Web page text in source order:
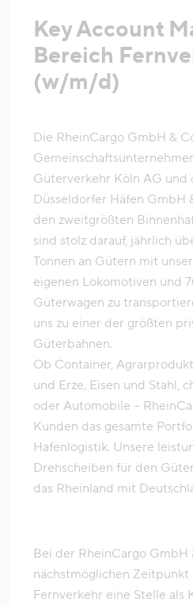
Key Account
Bereich
(w/m/d)
Die RheinCargo GmbH &
Güterverkehr Köln AG und
Düsseldorfer Häfen GmbH
den zweitgrößten
sind stolz darauf, jährlich
Tonnen an Gütern mit
eigenen Lokomotiven und
Güterwagen zu
uns zu einer der größten
Güterbahnen.
Ob Container,
und Erze, Eisen und Stahl,
oder Automobile –
Kunden das gesamte
Hafenlogistik. Unsere
Drehscheiben für den
das Rheinland mit
Bei der RheinCargo GmbH
nächstmöglichen Zeitpunkt
Fernverkehr eine Stelle als